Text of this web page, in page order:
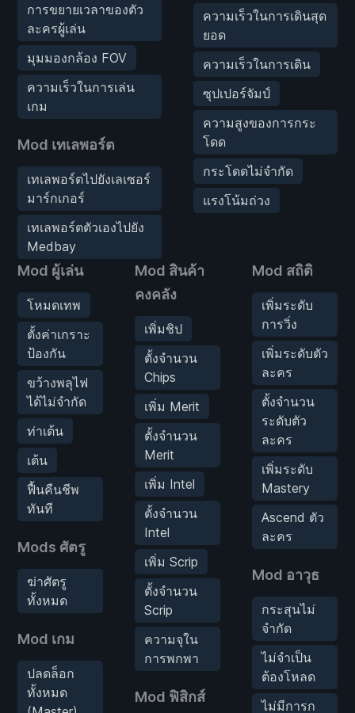
การขยายเวลาของตัว
ละครผู้เล่น
มุมมองกล้อง FOV
ความเร็วในการเล่น
เกม
Mod เทเลพอร์ต
เทเลพอร์ตไปยังเลเซอร์
มาร์กเกอร์
เทเลพอร์ตตัวเองไปยัง
Medbay
ความเร็วในการเดินสุด
ยอด
ความเร็วในการเดิน
ซุปเปอร์จัมป์
ความสูงของการกระ
โดด
กระโดดไม่จำกัด
แรงโน้มถ่วง
Mod ผู้เล่น
โหมดเทพ
ตั้งค่าเกราะ
ป้องกัน
ขว้างพลุไฟ
ได้ไม่จำกัด
ท่าเต้น
เต้น
ฟื้นคืนชีพ
ทันที
Mods ศัตรู
ฆ่าศัตรู
ทั้งหมด
Mod เกม
ปลดล็อก
ทั้งหมด
Mod สินค้า
คงคลัง
เพิ่มชิป
ตั้งจำนวน
Chips
เพิ่ม Merit
ตั้งจำนวน
Merit
เพิ่ม Intel
ตั้งจำนวน
Intel
เพิ่ม Scrip
ตั้งจำนวน
Scrip
ความจุใน
การพกพา
Mod ฟิสิกส์
Mod สถิติ
เพิ่มระดับ
การวิ่ง
เพิ่มระดับตัว
ละคร
ตั้งจำนวน
ระดับตัว
ละคร
เพิ่มระดับ
Mastery
Ascend ตัว
ละคร
Mod อาวุธ
กระสุนไม่
จำกัด
ไม่จำเป็น
ต้องโหลด
ไม่มีการก